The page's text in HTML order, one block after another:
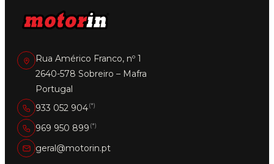
Rua Américo Franco, nº 1
2640-578 Sobreiro – Mafra
Portugal
933 052 904(*)
969 950 899 (*)
geral@motorin.pt